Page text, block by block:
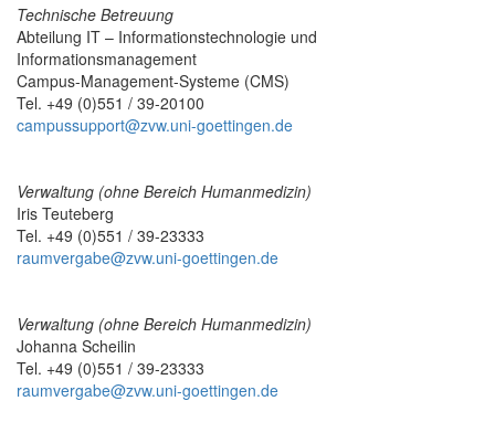
Technische Betreuung
Abteilung IT – Informationstechnologie und
Informationsmanagement
Campus-Management-Systeme (CMS)
Tel. +49 (0)551 / 39-20100
campussupport@zvw.uni-goettingen.de
Verwaltung (ohne Bereich Humanmedizin)
Iris Teuteberg
Tel. +49 (0)551 / 39-23333
raumvergabe@zvw.uni-goettingen.de
Verwaltung (ohne Bereich Humanmedizin)
Johanna Scheilin
Tel. +49 (0)551 / 39-23333
raumvergabe@zvw.uni-goettingen.de